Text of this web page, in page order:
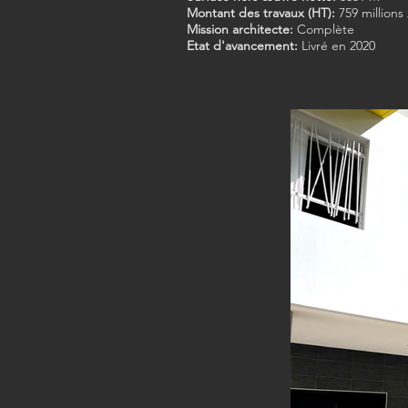
Montant des travaux (HT): 759 millions
Mission architecte: Complète
Etat d'avancement: Livré en 2020